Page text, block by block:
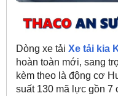
Dòng xe tải Xe tải kia
hoàn toàn mới, sang
kèm theo là động cơ
suất 130 mã lực gồn 7